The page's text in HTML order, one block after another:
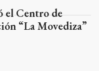
el Centro de
“La Movediza”